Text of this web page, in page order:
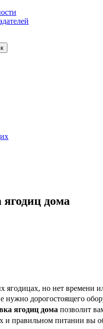
дома
ягодицах, но нет времени
нужно дорогостоящего
ягодиц дома позволит
правильном питании вы